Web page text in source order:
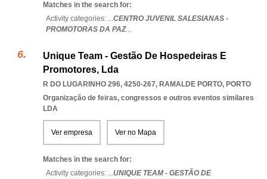
Matches in the search for:
Activity categories: ...CENTRO JUVENIL SALESIANAS -
PROMOTORAS DA PAZ...
Unique Team - Gestão De Hospedeiras E
Promotores, Lda
R DO LUGARINHO 296, 4250-267, RAMALDE PORTO, PORTO
Organização de feiras, congressos e outros eventos similares
LDA
Ver empresa Ver no Mapa
Matches in the search for:
Activity categories: ...UNIQUE TEAM - GESTÃO DE